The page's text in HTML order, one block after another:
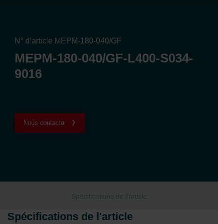
N° d’article MEPM-180-040/GF
MEPM-180-040/GF-L400-S034-
9016
Nous contacter
Spécifications de l'article
Spécifications de l'article